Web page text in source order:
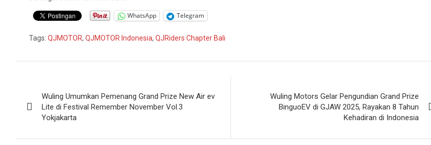
WhatsApp Telegram
Tags: QJMOTOR, QJMOTOR Indonesia, QJRiders Chapter Bali
pos
Wuling Umumkan Pemenang Grand Prize New Air ev
Lite di Festival Remember November Vol.3
Yokjakarta
Wuling Motors Gelar Pengundian Grand Prize
BinguoEV di GJAW 2025, Rayakan 8 Tahun
Kehadiran di Indonesia